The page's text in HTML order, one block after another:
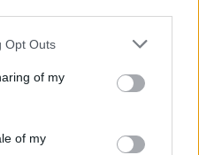
uses one or more Google
behaviour. You may click to
and its third-party tags to
purposes in below Google
Opt Outs
of my
of my
bőr öregedését, az
barnulását okozza.
az UV-B
a szolárium lámpa